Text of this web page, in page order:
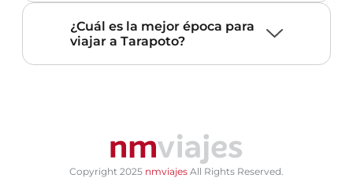
¿Cuál es la mejor época para
viajar a Tarapoto?
Copyright 2025 nmviajes All Rights Reserved.